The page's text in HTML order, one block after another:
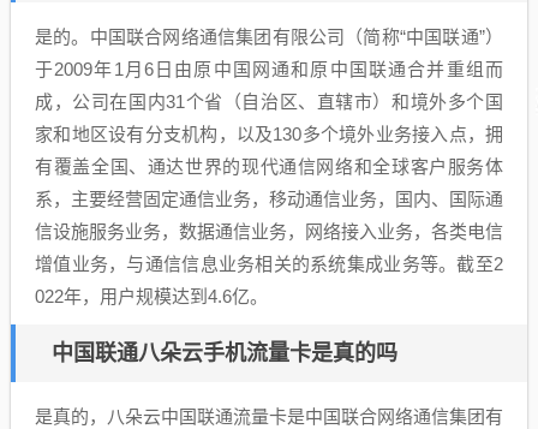
是的。中国联合网络通信集团有限公司（简称“中国联通”）
于2009年1月6日由原中国网通和原中国联通合并重组而
成，公司在国内31个省（自治区、直辖市）和境外多个国
家和地区设有分支机构，以及130多个境外业务接入点，拥
有覆盖全国、通达世界的现代通信网络和全球客户服务体
系，主要经营固定通信业务，移动通信业务，国内、国际通
信设施服务业务，数据通信业务，网络接入业务，各类电信
增值业务，与通信信息业务相关的系统集成业务等。截至2
022年，用户规模达到4.6亿。
中国联通八朵云手机流量卡是真的吗
是真的，八朵云中国联通流量卡是中国联合网络通信集团有